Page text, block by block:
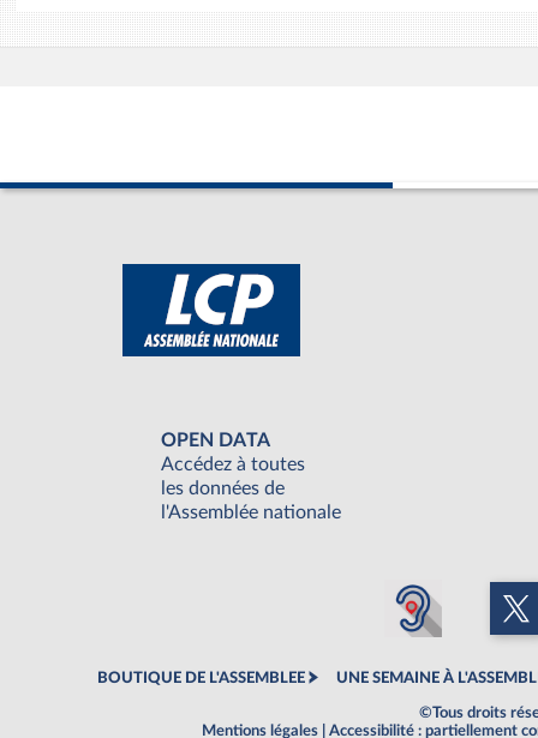
OPEN DATA
Accédez à toutes
les données de
l'Assemblée nationale
BOUTIQUE DE L'ASSEMBLEE UNE SEMAINE À
©Tous droits
Mentions légales
Accessibilité : partiellement